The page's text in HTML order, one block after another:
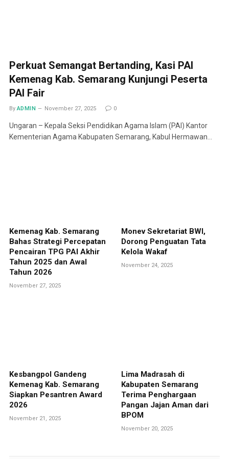
Perkuat Semangat Bertanding, Kasi PAI
Kemenag Kab. Semarang Kunjungi Peserta
PAI Fair
By ADMIN November 27, 2025 0
Ungaran – Kepala Seksi Pendidikan Agama Islam (PAI) Kantor
Kementerian Agama Kabupaten Semarang, Kabul Hermawan…
Kemenag Kab. Semarang
Bahas Strategi Percepatan
Pencairan TPG PAI Akhir
Tahun 2025 dan Awal
Tahun 2026
November 27, 2025
Monev Sekretariat BWI,
Dorong Penguatan Tata
Kelola Wakaf
November 24, 2025
Kesbangpol Gandeng
Kemenag Kab. Semarang
Siapkan Pesantren Award
2026
November 21, 2025
Lima Madrasah di
Kabupaten Semarang
Terima Penghargaan
Pangan Jajan Aman dari
BPOM
November 20, 2025